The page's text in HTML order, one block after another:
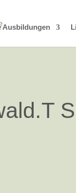
Ausbildungen